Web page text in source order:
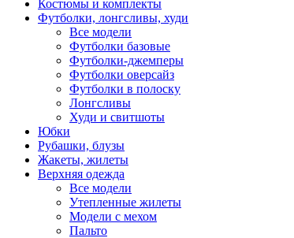
Костюмы и комплекты
Футболки, лонгсливы, худи
Все модели
Футболки базовые
Футболки-джемперы
Футболки оверсайз
Футболки в полоску
Лонгсливы
Худи и свитшоты
Юбки
Рубашки, блузы
Жакеты, жилеты
Верхняя одежда
Все модели
Утепленные жилеты
Модели с мехом
Пальто